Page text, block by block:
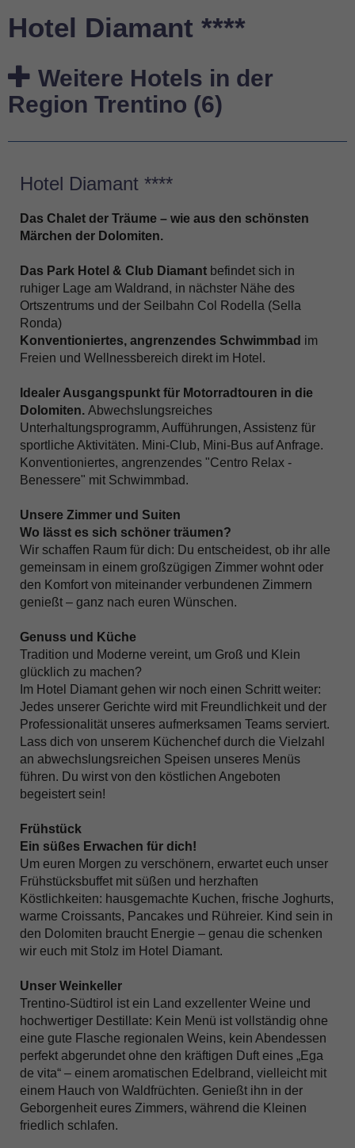
Hotel Diamant ****
Weitere Hotels in der
Region Trentino (6)
Hotel Diamant ****
Das Chalet der Träume – wie aus den schönsten
Märchen der Dolomiten.
Das Park Hotel & Club Diamant befindet sich in
ruhiger Lage am Waldrand, in nächster Nähe des
Ortszentrums und der Seilbahn Col Rodella (Sella
Ronda)
Konventioniertes, angrenzendes Schwimmbad im
Freien und Wellnessbereich direkt im Hotel.
Idealer Ausgangspunkt für Motorradtouren in die
Dolomiten. Abwechslungsreiches
Unterhaltungsprogramm, Aufführungen, Assistenz für
sportliche Aktivitäten. Mini-Club, Mini-Bus auf Anfrage.
Konventioniertes, angrenzendes "Centro Relax -
Benessere" mit Schwimmbad.
Unsere Zimmer und Suiten
Wo lässt es sich schöner träumen?
Wir schaffen Raum für dich: Du entscheidest, ob ihr alle
gemeinsam in einem großzügigen Zimmer wohnt oder
den Komfort von miteinander verbundenen Zimmern
genießt – ganz nach euren Wünschen.
Genuss und Küche
Tradition und Moderne vereint, um Groß und Klein
glücklich zu machen?
Im Hotel Diamant gehen wir noch einen Schritt weiter:
Jedes unserer Gerichte wird mit Freundlichkeit und der
Professionalität unseres aufmerksamen Teams serviert.
Lass dich von unserem Küchenchef durch die Vielzahl
an abwechslungsreichen Speisen unseres Menüs
führen. Du wirst von den köstlichen Angeboten
begeistert sein!
Frühstück
Ein süßes Erwachen für dich!
Um euren Morgen zu verschönern, erwartet euch unser
Frühstücksbuffet mit süßen und herzhaften
Köstlichkeiten: hausgemachte Kuchen, frische Joghurts,
warme Croissants, Pancakes und Rühreier. Kind sein in
den Dolomiten braucht Energie – genau die schenken
wir euch mit Stolz im Hotel Diamant.
Unser Weinkeller
Trentino-Südtirol ist ein Land exzellenter Weine und
hochwertiger Destillate: Kein Menü ist vollständig ohne
eine gute Flasche regionalen Weins, kein Abendessen
perfekt abgerundet ohne den kräftigen Duft eines „Ega
de vita“ – einem aromatischen Edelbrand, vielleicht mit
einem Hauch von Waldfrüchten. Genießt ihn in der
Geborgenheit eures Zimmers, während die Kleinen
friedlich schlafen.